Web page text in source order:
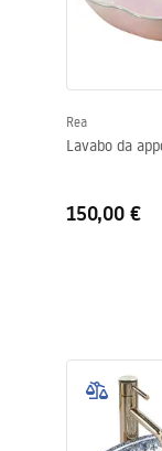
Rea
Lavabo da
150,00 €